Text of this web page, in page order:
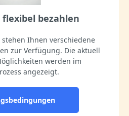
flexibel bezahlen
stehen Ihnen verschiedene
zur Verfügung. Die aktuell
werden im
angezeigt.